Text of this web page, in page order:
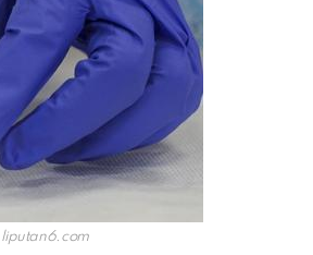
liputan6.com